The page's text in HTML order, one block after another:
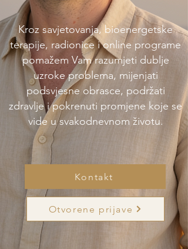
Kroz savjetovanja, bioenergetske
terapije, radionice i online programe
pomažem Vam razumjeti dublje
uzroke problema, mijenjati
podsvjesne obrasce, podržati
zdravlje i pokrenuti promjene koje se
vide u svakodnevnom životu.
Kontakt
Otvorene prijave